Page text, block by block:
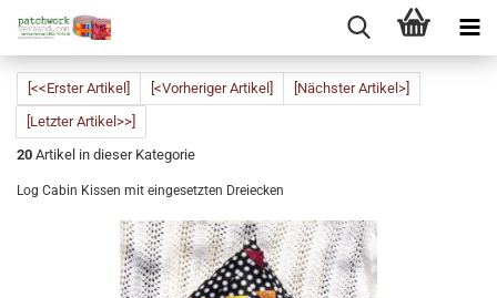
[<<Erster Artikel] [<Vorheriger Artikel]
[Nächster Artikel>]
[Letzter Artikel>>]
20 Artikel in dieser Kategorie
Log Cabin Kissen mit eingesetzten Dreiecken